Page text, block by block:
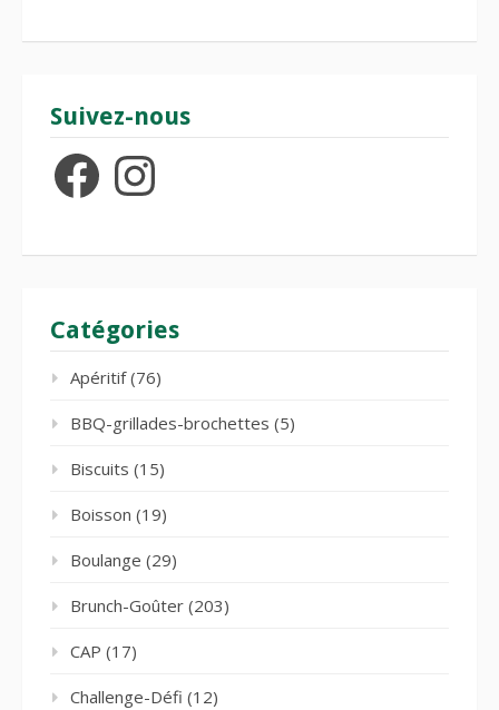
Suivez-nous
FacebookInstagram
Catégories
Apéritif(76)
BBQ-grillades-brochettes (5)
Biscuits (15)
Boisson (19)
Boulange (29)
Brunch-Goûter (203)
CAP (17)
Challenge-Défi (12)